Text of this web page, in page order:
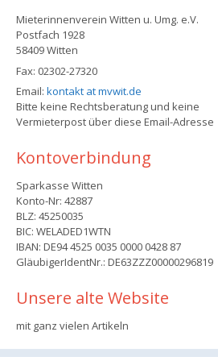
Mieterinnenverein Witten u. Umg. e.V.
Postfach 1928
58409 Witten
Fax: 02302-27320
Email: kontakt at mvwit.de
Bitte keine Rechtsberatung und keine
Vermieterpost über diese Email-Adresse
Kontoverbindung
Sparkasse Witten
Konto-Nr: 42887
BLZ: 45250035
BIC: WELADED1WTN
IBAN: DE94 4525 0035 0000 0428 87
GläubigerIdentNr.: DE63ZZZ00000296819
Unsere alte Website
mit ganz vielen Artikeln